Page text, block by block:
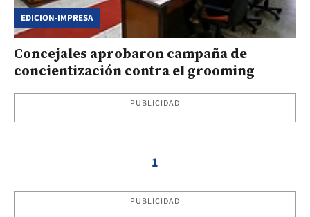
EDICION-IMPRESA
Concejales aprobaron campaña de
concientización contra el grooming
PUBLICIDAD
1
PUBLICIDAD